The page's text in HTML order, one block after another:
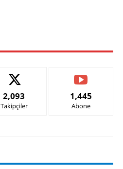
2,093
Takipçiler
1,445
Abone